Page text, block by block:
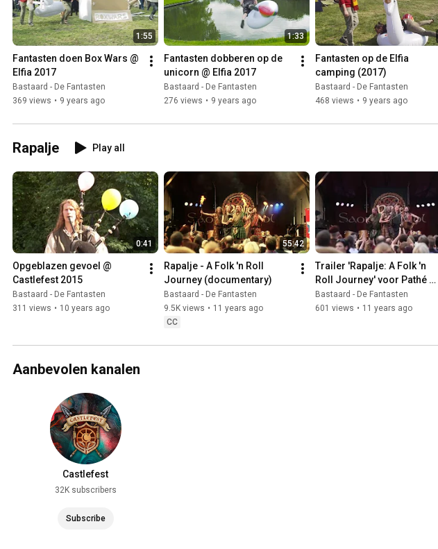
1:55
Fantasten doen Box Wars @
Elfia 2017
Bastaard - De Fantasten
369 views • 9 years ago
1:33
Fantasten dobberen op de
unicorn @ Elfia 2017
Bastaard - De Fantasten
276 views • 9 years ago
Fantasten op de Elfia
camping (2017)
Bastaard - De Fantasten
468 views • 9 years ago
Rapalje Play all
0:41
Opgeblazen gevoel @
Castlefest 2015
Bastaard - De Fantasten
311 views • 10 years ago
55:42
Rapalje - A Folk 'n Roll
Journey (documentary)
Bastaard - De Fantasten
9.5K views • 11 years ago
CC
Trailer 'Rapalje: A Folk 'n
Roll Journey' voor Pathé
Groningen
Bastaard - De Fantasten
601 views • 11 years ago
Aanbevolen kanalen
Castlefest
32K subscribers
Subscribe